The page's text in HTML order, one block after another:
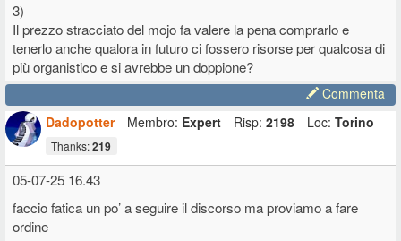
3)
Il prezzo stracciato del mojo fa valere la pena comprarlo e
tenerlo anche qualora in futuro ci fossero risorse per qualcosa di
più organistico e si avrebbe un doppione?
Commenta
Dadopotter
Membro: Expert Risp: 2198 Loc: Torino
Thanks:219
05-07-25 16.43
faccio fatica un po’ a seguire il discorso ma proviamo a fare
ordine